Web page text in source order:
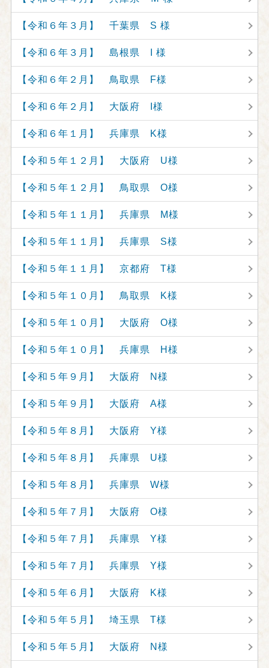
【令和６年３月】 千葉県 S 様
【令和６年３月】 島根県 I 様
【令和６年２月】 鳥取県 F様
【令和６年２月】 大阪府 I様
【令和６年１月】 兵庫県 K様
【令和５年１２月】 大阪府 U様
【令和５年１２月】 鳥取県 O様
【令和５年１１月】 兵庫県 M様
【令和５年１１月】 兵庫県 S様
【令和５年１１月】 京都府 T様
【令和５年１０月】 鳥取県 K様
【令和５年１０月】 大阪府 O様
【令和５年１０月】 兵庫県 H様
【令和５年９月】 大阪府 N様
【令和５年９月】 大阪府 A様
【令和５年８月】 大阪府 Y様
【令和５年８月】 兵庫県 U様
【令和５年８月】 兵庫県 W様
【令和５年７月】 大阪府 O様
【令和５年７月】 兵庫県 Y様
【令和５年７月】 兵庫県 Y様
【令和５年６月】 大阪府 K様
【令和５年５月】 埼玉県 T様
【令和５年５月】 大阪府 N様